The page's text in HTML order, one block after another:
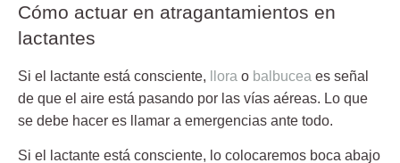
Cómo actuar en atragantamientos en
lactantes
Si el lactante está consciente, llora o balbucea es señal
de que el aire está pasando por las vías aéreas. Lo que
se debe hacer es llamar a emergencias ante todo.
Si el lactante está consciente, lo colocaremos boca abajo